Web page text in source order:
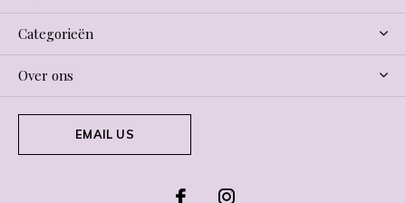
Categorieën
Over ons
EMAIL US